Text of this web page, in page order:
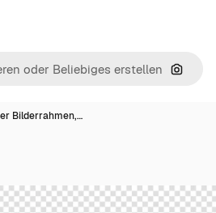
Nach
Bilderrahmen,…